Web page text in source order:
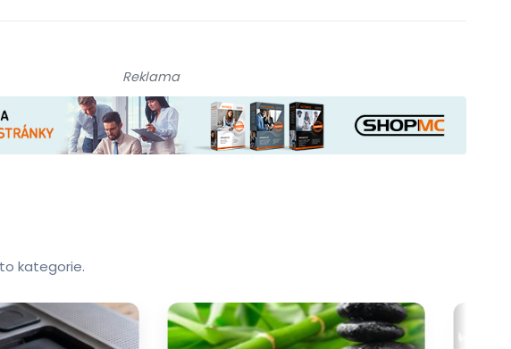
Reklama
kategorie.